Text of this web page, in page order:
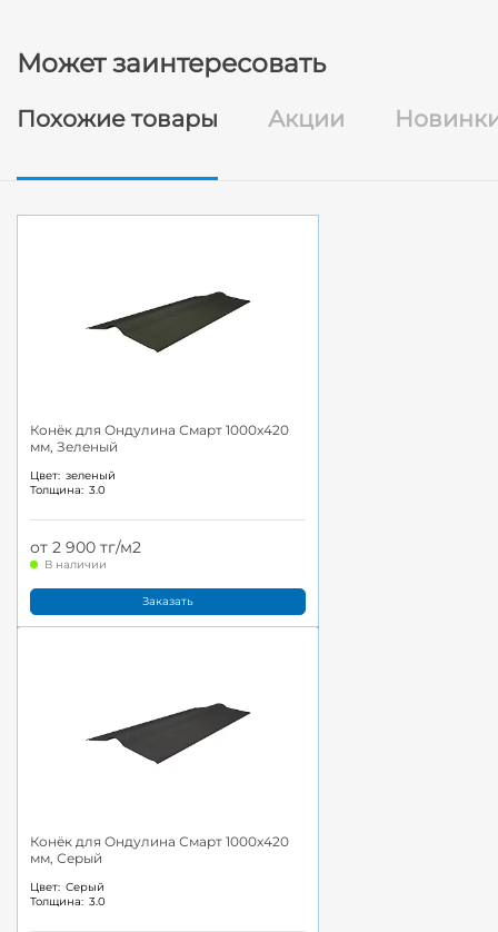
Может заинтересовать
Похожие товары Акции
Конёк для Ондулина Смарт 1000x420
мм, Зеленый
Цвет: зеленый
Толщина: 3.0
от 2 900 тг/м2
В наличии
Заказать
Конёк для Ондулина Смарт 1000x420
мм, Серый
Цвет: Серый
Толщина: 3.0